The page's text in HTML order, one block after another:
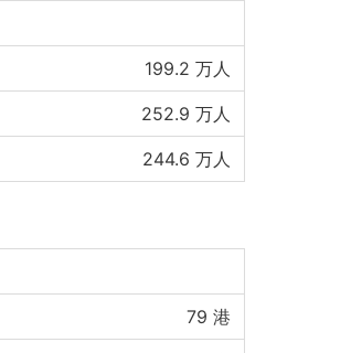
199.2 万人
252.9 万人
244.6 万人
79 港